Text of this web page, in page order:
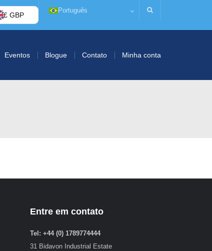
£ GBP
Português
Eventos Blogue Contato Minha conta
Entre em contato
Tel: +44 (0) 1789774444
31 Bidavon Industrial Estate